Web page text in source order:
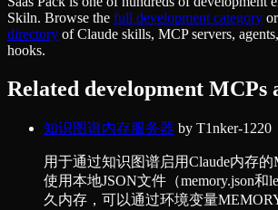
Skiln. Browse the full developmentcategory
directory of Claude skills, MCP servers,
hooks.
Related development MCPs
知识图谱内存服务器 by T1nker-1220
用于通过知识图谱启用Claude内存
使用本地JSON文件（memory.json和
久内存，可以通过环境变量